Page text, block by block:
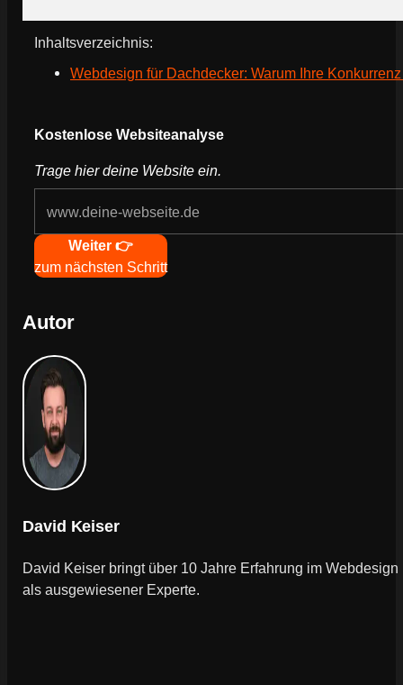
Inhaltsverzeichnis:
Webdesign für Dachdecker: Warum Ihre
Kostenlose Websiteanalyse
Trage hier deine Website ein.
NavigationWeiter 👉
zum nächsten Schritt
Autor
David Keiser
David Keiser bringt über 10 Jahre Erfahrung im
als ausgewiesener Experte.